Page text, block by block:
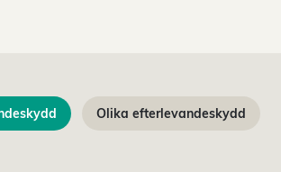
Olika efterlevandeskydd